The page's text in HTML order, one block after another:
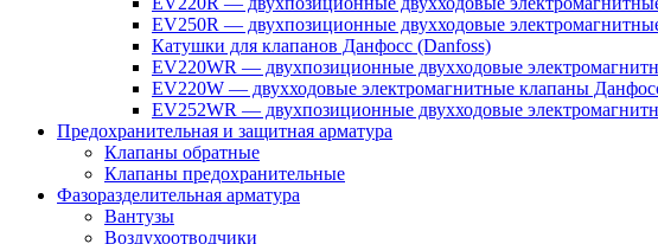
EV250R — двухпозиционные двухходовые
Катушки для клапанов Данфосс (Danfoss)
EV220WR — двухпозиционные двухходовые
EV220W — двухходовые электромагнитные клапаны
EV252WR — двухпозиционные двухходовые
Предохранительная и защитная арматура
Клапаны обратные
Клапаны предохранительные
Фазоразделительная арматура
Вантузы
Воздухоотводчики